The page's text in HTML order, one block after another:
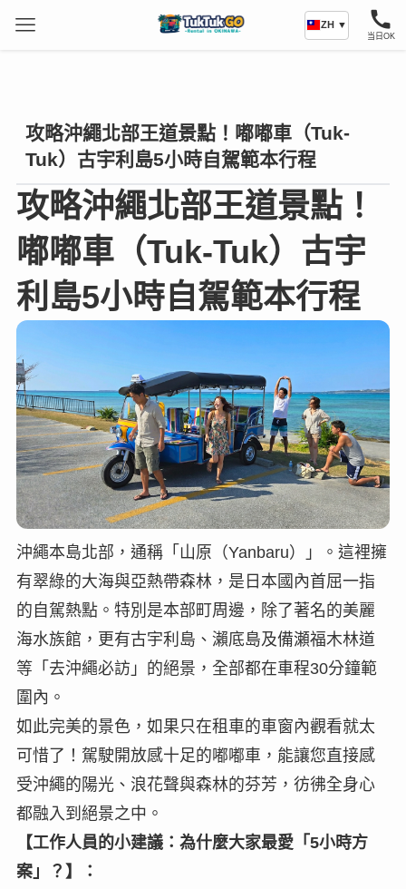
当日OK
ZH ▼
攻略沖繩北部王道景點！嘟嘟車（Tuk-
Tuk）古宇利島5小時自駕範本行程
攻略沖繩北部王道景點！
嘟嘟車（Tuk-Tuk）古宇
利島5小時自駕範本行程
沖繩本島北部，通稱「山原（Yanbaru）」。這裡擁
有翠綠的大海與亞熱帶森林，是日本國內首屈一指
的自駕熱點。特別是本部町周邊，除了著名的美麗
海水族館，更有古宇利島、瀨底島及備瀬福木林道
等「去沖繩必訪」的絕景，全部都在車程30分鐘範
圍內。
如此完美的景色，如果只在租車的車窗內觀看就太
可惜了！駕駛開放感十足的嘟嘟車，能讓您直接感
受沖繩的陽光、浪花聲與森林的芬芳，彷彿全身心
都融入到絕景之中。
【工作人員的小建議：為什麼大家最愛「5小時方
案」？】：